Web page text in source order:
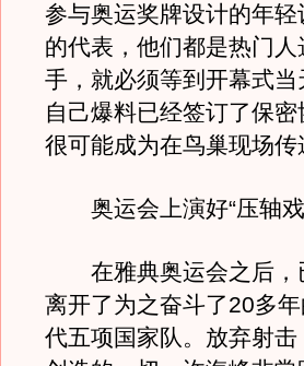
参与奥运奖牌设计的年
的代表，他们都是热门
手，就必须等到开幕式
自己爆料已经签订了保
很可能成为在鸟巢现场
奥运会上演好“压轴戏
在雅典奥运会之后，
离开了为之奋斗了20多
代五项国家队。放弃射